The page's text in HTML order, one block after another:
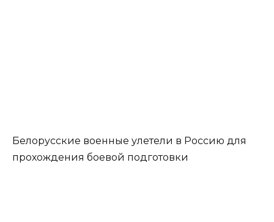
Белорусские военные улетели в Россию для
прохождения боевой подготовки